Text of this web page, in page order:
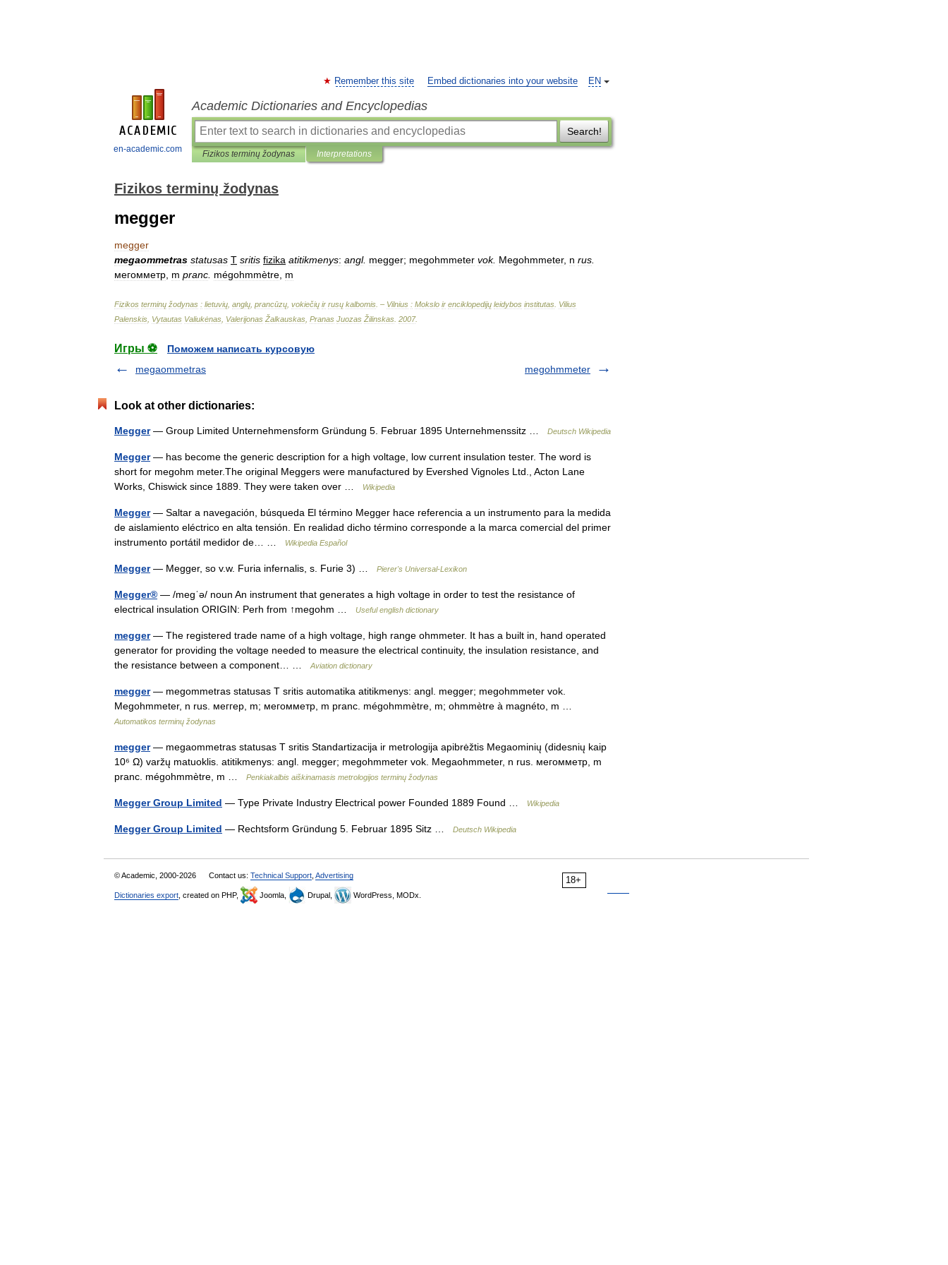
en-academic.com
EN
Remember this site Embed dictionaries into your website
Academic Dictionaries and Encyclopedias
Search!
Fizikos terminų žodynas Interpretations
Fizikos terminų žodynas
megger
megger
megaommetras statusas T sritis fizika atitikmenys: angl. megger; megohmmeter vok. Megohmmeter, n rus
мегомметр m pranc mégohmmètre m
Fizikos terminų žodynas : lietuvių anglų prancūzų vokiečių ir rusų kalbomis . – Vilnius : Mokslo ir enciklopedijų leidybos institutas Vilius
Palenskis Vytautas Valiukėnas Valerijonas Žalkauskas Pranas Juozas Žilinskas 2007.
Игры ⚽
Поможем написать курсовую
megaommetras
megohmmeter
Look at other dictionaries:
Megger— Group Limited Unternehmensform Gründung 5. Februar 1895 Unternehmenssitz … Deutsch Wikipedia
Megger— has become the generic description for a high voltage, low current insulation tester. The word is
short for megohm meter.The original Meggers were manufactured by Evershed Vignoles Ltd., Acton Lane
Works, Chiswick since 1889. They were taken over …
Wikipedia
Megger— Saltar a navegación, búsqueda El término Megger hace referencia a un instrumento para la medida
de aislamiento eléctrico en alta tensión. En realidad dicho término corresponde a la marca comercial del primer
instrumento portátil medidor de… …
Wikipedia Español
Megger— Megger, so v.w. Furia infernalis, s. Furie 3) … Pierer's Universal-Lexikon
Megger® — /megˈə/ noun An instrument that generates a high voltage in order to test the resistance of
electrical insulation ORIGIN: Perh from ↑megohm …
Useful english dictionary
megger— The registered trade name of a high voltage, high range ohmmeter. It has a built in, hand operated
generator for providing the voltage needed to measure the electrical continuity, the insulation resistance, and
the resistance between a component… …
Aviation dictionary
megger— megommetras statusas T sritis automatika atitikmenys: angl. megger; megohmmeter vok.
Megohmmeter, n rus. меггер, m; мегомметр, m pranc. mégohmmètre, m; ohmmètre à magnéto, m …
Automatikos terminų žodynas
megger— megaommetras statusas T sritis Standartizacija ir metrologija apibrėžtis Megaominių (didesnių kaip
10⁶ Ω) varžų matuoklis. atitikmenys: angl. megger; megohmmeter vok. Megaohmmeter, n rus. мегомметр, m
pranc. mégohmmètre, m …
Penkiakalbis aiškinamasis metrologijos terminų žodynas
Megger Group Limited — Type Private Industry Electrical power Founded 1889 Found … Wikipedia
Megger Group Limited — Rechtsform Gründung 5. Februar 1895 Sitz … Deutsch Wikipedia
18+
© Academic, 2000-2026 Contact us: Technical Support Advertising
Dictionaries export , created on PHP, Joomla, Drupal, WordPress, MODx.